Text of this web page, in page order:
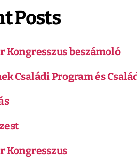
Posts
Kongresszus beszámoló
Családi Program és
Kongresszus